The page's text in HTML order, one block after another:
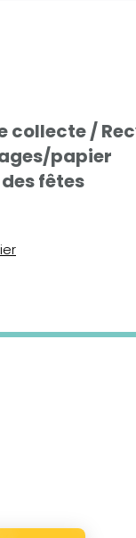
collecte /
papier
fêtes